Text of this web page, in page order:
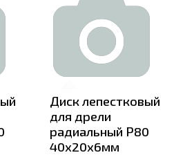
Диск лепестковый
для дрели
радиальный Р80
40х20х6мм